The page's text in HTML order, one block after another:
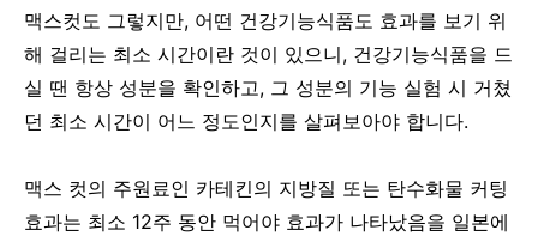
맥스컷도 그렇지만, 어떤 건강기능식품도 효과를 보기 위
해 걸리는 최소 시간이란 것이 있으니, 건강기능식품을 드
실 땐 항상 성분을 확인하고, 그 성분의 기능 실험 시 거쳤
던 최소 시간이 어느 정도인지를 살펴보아야 합니다.
맥스 컷의 주원료인 카테킨의 지방질 또는 탄수화물 커팅
효과는 최소 12주 동안 먹어야 효과가 나타났음을 일본에